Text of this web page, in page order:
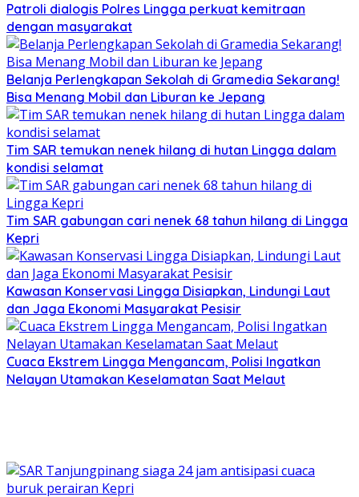
Patroli dialogis Polres Lingga perkuat kemitraan
dengan masyarakat
Belanja Perlengkapan Sekolah di Gramedia Sekarang!
Bisa Menang Mobil dan Liburan ke Jepang
Tim SAR temukan nenek hilang di hutan Lingga dalam
kondisi selamat
Tim SAR gabungan cari nenek 68 tahun hilang di Lingga
Kepri
Kawasan Konservasi Lingga Disiapkan, Lindungi Laut
dan Jaga Ekonomi Masyarakat Pesisir
Cuaca Ekstrem Lingga Mengancam, Polisi Ingatkan
Nelayan Utamakan Keselamatan Saat Melaut